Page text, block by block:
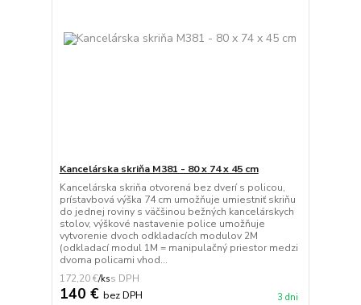
Kancelárska skriňa M381 - 80 x 74 x 45 cm
Kancelárska skriňa otvorená bez dverí s policou,
prístavbová výška 74 cm umožňuje umiestniť skriňu
do jednej roviny s väčšinou bežných kancelárskych
stolov, výškové nastavenie police umožňuje
vytvorenie dvoch odkladacích modulov 2M
(odkladací modul 1M = manipulačný priestor medzi
dvoma policami vhod...
172,20 €/ks
140 € bez DPH 3 dni